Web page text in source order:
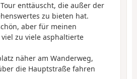
enttäuscht, die außer der
zu bieten hat.
aber für meinen
viel zu viele asphaltierte
näher am Wanderweg,
die Hauptstraße fahren